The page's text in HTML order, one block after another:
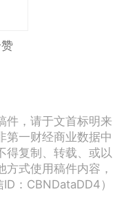
件，请于文首标明来
第一财经商业数据中
得复制、转载、或以
式使用稿件内容，
：CBNDataDD4）